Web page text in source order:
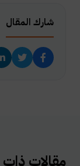
شارك المقال
مقالات